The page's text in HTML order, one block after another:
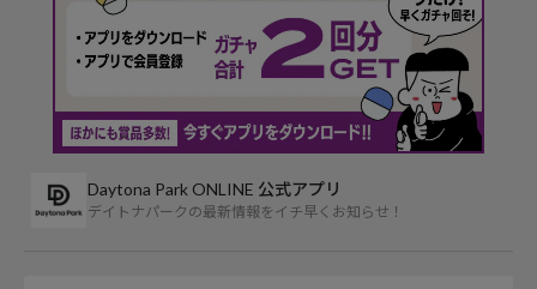
Daytona Park ONLINE 公式アプリ
デイトナパークの最新情報をイチ早くお知らせ！